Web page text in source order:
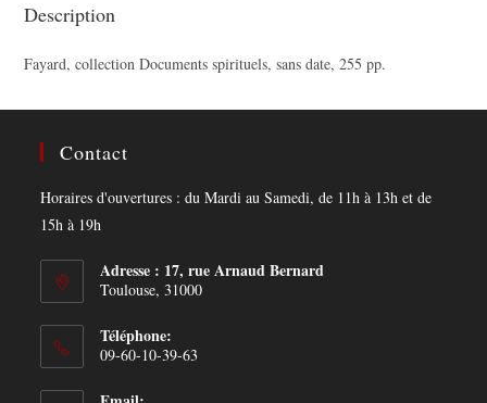
Description
Fayard, collection Documents spirituels, sans date, 255 pp.
Contact
Horaires d'ouvertures : du Mardi au Samedi, de 11h à 13h et de
15h à 19h
Adresse : 17, rue Arnaud Bernard
Toulouse, 31000
Téléphone:
09-60-10-39-63